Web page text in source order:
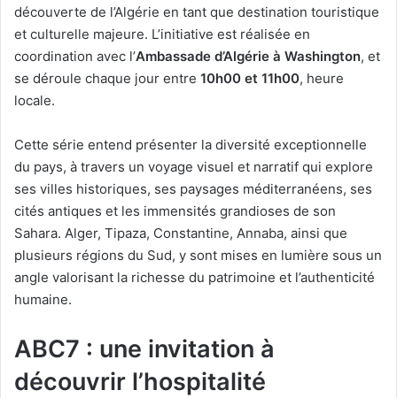
découverte de l’Algérie en tant que destination touristique
et culturelle majeure. L’initiative est réalisée en
coordination avec l’Ambassade d’Algérie à Washington, et
se déroule chaque jour entre 10h00 et 11h00, heure
locale.
Cette série entend présenter la diversité exceptionnelle
du pays, à travers un voyage visuel et narratif qui explore
ses villes historiques, ses paysages méditerranéens, ses
cités antiques et les immensités grandioses de son
Sahara. Alger, Tipaza, Constantine, Annaba, ainsi que
plusieurs régions du Sud, y sont mises en lumière sous un
angle valorisant la richesse du patrimoine et l’authenticité
humaine.
ABC7 : une invitation à
découvrir l’hospitalité